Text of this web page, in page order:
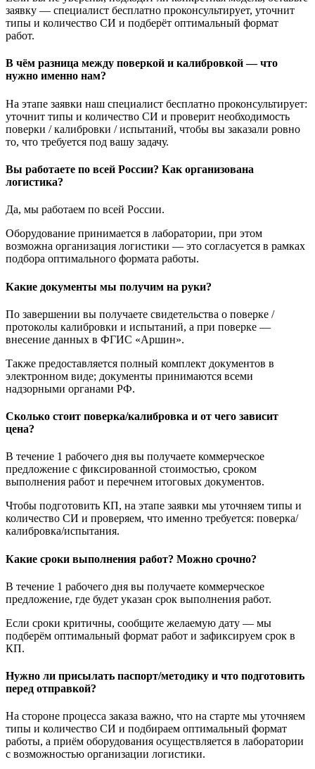
заявку — специалист бесплатно проконсультирует, уточнит
типы и количество СИ и подберёт оптимальный формат
работ.
В чём разница между поверкой и калибровкой — что
нужно именно нам?
На этапе заявки наш специалист бесплатно проконсультирует:
уточнит типы и количество СИ и проверит необходимость
поверки / калибровки / испытаний, чтобы вы заказали ровно
то, что требуется под вашу задачу.
Вы работаете по всей России? Как организована
логистика?
Да, мы работаем по всей России.
Оборудование принимается в лаборатории, при этом
возможна организация логистики — это согласуется в рамках
подбора оптимального формата работы.
Какие документы мы получим на руки?
По завершении вы получаете свидетельства о поверке /
протоколы калибровки и испытаний, а при поверке —
внесение данных в ФГИС «Аршин».
Также предоставляется полный комплект документов в
электронном виде; документы принимаются всеми
надзорными органами РФ.
Сколько стоит поверка/калибровка и от чего зависит
цена?
В течение 1 рабочего дня вы получаете коммерческое
предложение с фиксированной стоимостью, сроком
выполнения работ и перечнем итоговых документов.
Чтобы подготовить КП, на этапе заявки мы уточняем типы и
количество СИ и проверяем, что именно требуется: поверка/
калибровка/испытания.
Какие сроки выполнения работ? Можно срочно?
В течение 1 рабочего дня вы получаете коммерческое
предложение, где будет указан срок выполнения работ.
Если сроки критичны, сообщите желаемую дату — мы
подберём оптимальный формат работ и зафиксируем срок в
КП.
Нужно ли присылать паспорт/методику и что подготовить
перед отправкой?
На стороне процесса заказа важно, что на старте мы уточняем
типы и количество СИ и подбираем оптимальный формат
работы, а приём оборудования осуществляется в лаборатории
с возможностью организации логистики.